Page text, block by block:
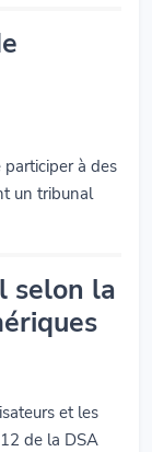
à des
un tribunal
selon la
et les
de la DSA